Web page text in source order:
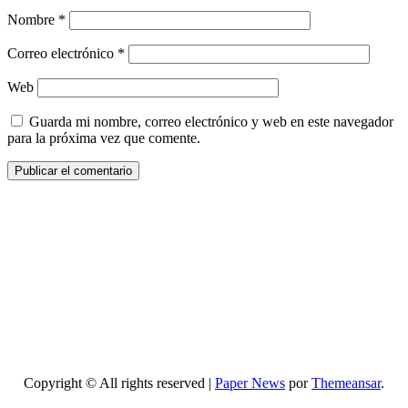
Nombre *
Correo electrónico *
Web
Guarda mi nombre, correo electrónico y web en este navegador
para la próxima vez que comente.
Copyright © All rights reserved | Paper News porThemeansar.